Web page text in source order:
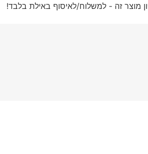
מוצר זה - למשלוח/לאיסוף באילת בלבד!